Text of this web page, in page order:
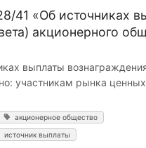
41 «Об источниках
акционерного
выплаты
участникам рынка
акционерное общество
источник выплаты